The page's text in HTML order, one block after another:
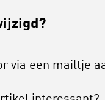
via een mailtje